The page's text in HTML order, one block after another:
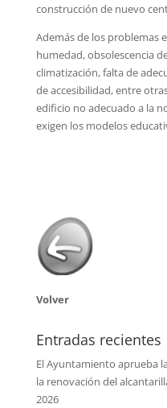
construcción de nuevo
Además de los problemas
humedad, obsolescencia
climatización, falta de
de accesibilidad, entre
edificio no adecuado a la
exigen los modelos
Volver
Entradas recientes
El Ayuntamiento aprueba
la renovación del
2026